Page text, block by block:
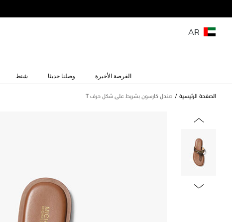
AR
الفرصة الأخيرة وصلنا حديثا شنط
الصفحة الرئيسية صندل كارسون بشريط على شكل حرف T